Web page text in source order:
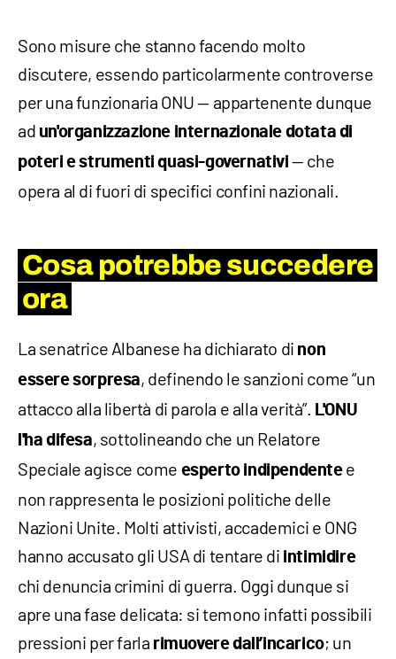
Sono misure che stanno facendo molto
discutere, essendo particolarmente controverse
per una funzionaria ONU — appartenente dunque
ad un'organizzazione internazionale dotata di
poteri e strumenti quasi-governativi— che
opera al di fuori di specifici confini nazionali.
Cosa potrebbe succedere
ora
La senatrice Albanese ha dichiarato di non
essere sorpresa, definendo le sanzioni come “un
attacco alla libertà di parola e alla verità”. L'ONU
l'ha difesa, sottolineando che un Relatore
Speciale agisce come esperto indipendentee
non rappresenta le posizioni politiche delle
Nazioni Unite. Molti attivisti, accademici e ONG
hanno accusato gli USA di tentare di intimidire
chi denuncia crimini di guerra. Oggi dunque si
apre una fase delicata: si temono infatti possibili
pressioni per farla rimuovere dall’incarico; un